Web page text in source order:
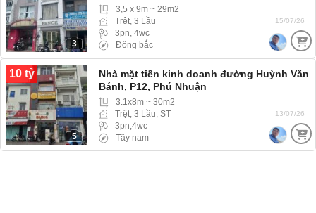
3
3,5 x 9m ~ 29m2
Trệt, 3 Lầu
3pn, 4wc
Đông bắc
15/07/26
10 tỷ
5
Nhà mặt tiền kinh doanh đường Huỳnh Văn
Bánh, P12, Phú Nhuận
3.1x8m ~ 30m2
Trệt, 3 Lầu, ST
3pn,4wc
Tây nam
13/07/26